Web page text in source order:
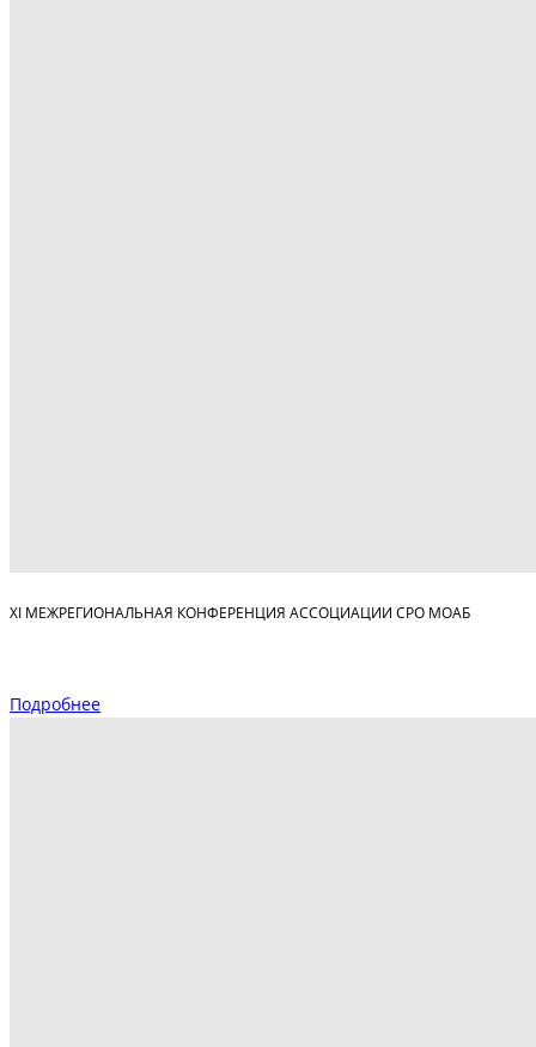
XI МЕЖРЕГИОНАЛЬНАЯ КОНФЕРЕНЦИЯ АССОЦИАЦИИ СРО МОАБ
Подробнее